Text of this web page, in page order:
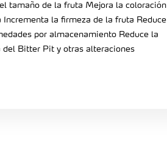
tamaño de la fruta Mejora la coloración
Incrementa la firmeza de la fruta Reduce
por almacenamiento Reduce la
del Bitter Pit y otras alteraciones